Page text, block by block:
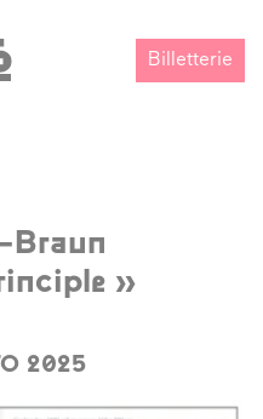
Billetterie
Braun
»
2025